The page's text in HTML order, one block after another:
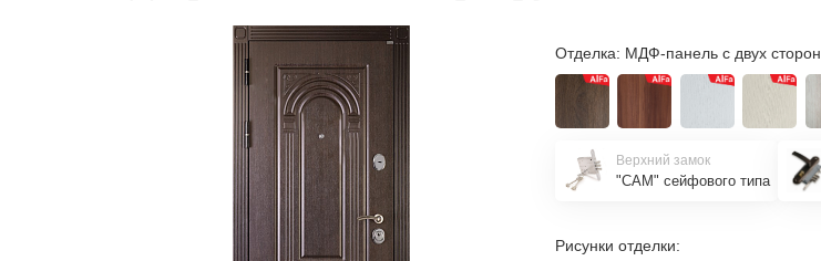
Отделка: МДФ-панель с двух сторон
Верхний замок
"САМ" сейфового типа
Рисунки отделки: